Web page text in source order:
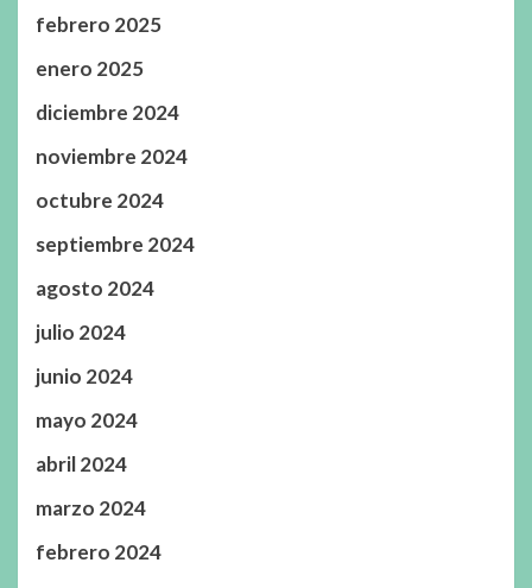
febrero 2025
enero 2025
diciembre 2024
noviembre 2024
octubre 2024
septiembre 2024
agosto 2024
julio 2024
junio 2024
mayo 2024
abril 2024
marzo 2024
febrero 2024